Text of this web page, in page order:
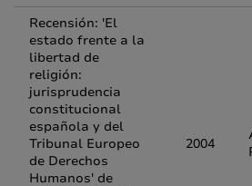
Recensión: 'El
estado frente a la
libertad de
religión:
jurisprudencia
constitucional
española y del
Tribunal Europeo
de Derechos
Humanos' de
2004